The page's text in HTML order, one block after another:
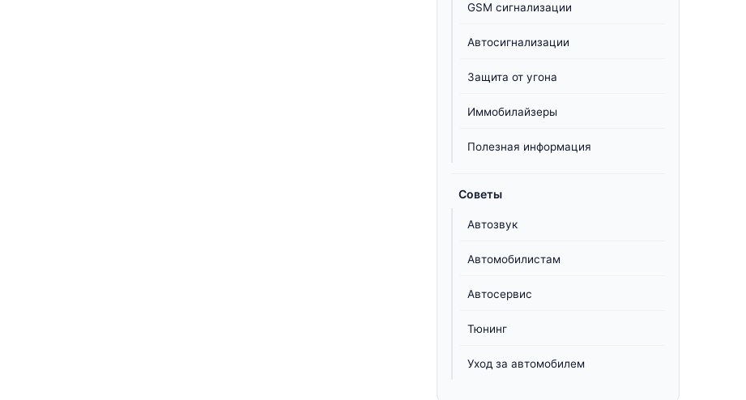
GSM сигнализации
Автосигнализации
Защита от угона
Иммобилайзеры
Полезная информация
Советы
Автозвук
Автомобилистам
Автосервис
Тюнинг
Уход за автомобилем